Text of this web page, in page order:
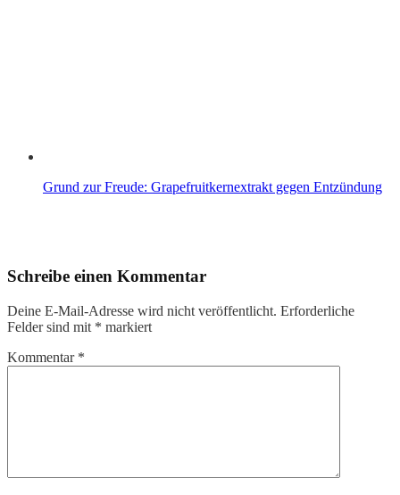
Grund zur Freude: Grapefruitkernextrakt gegen Entzündung
Schreibe einen Kommentar
Deine E-Mail-Adresse wird nicht veröffentlicht. Erforderliche
Felder sind mit * markiert
Kommentar *